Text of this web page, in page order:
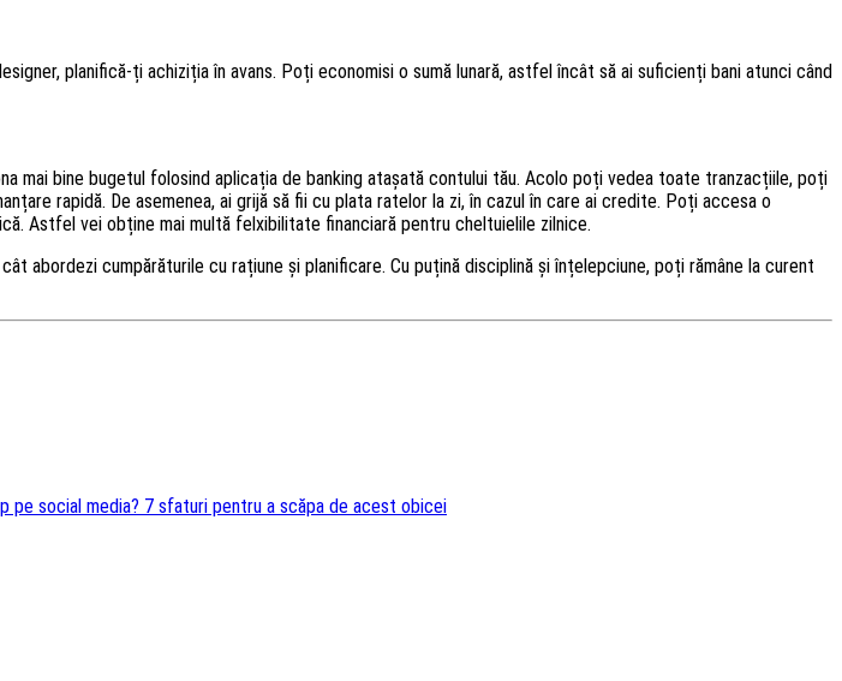
planifică-ți achiziția în avans. Poți economisi o sumă lunară, astfel încât să ai suficienți bani atunci când
mai bine bugetul folosind aplicația de banking atașată contului tău. Acolo poți vedea toate tranzacțiile, poți
rapidă. De asemenea, ai grijă să fii cu plata ratelor la zi, în cazul în care ai credite. Poți accesa o
Astfel vei obține mai multă felxibilitate financiară pentru cheltuielile zilnice.
cumpărăturile cu rațiune și planificare. Cu puțină disciplină și înțelepciune, poți rămâne la curent
pe social media? 7 sfaturi pentru a scăpa de acest obicei